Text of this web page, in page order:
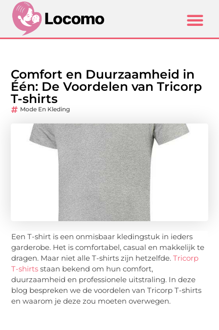
Comfort en Duurzaamheid in
Één: De Voordelen van Tricorp
T-shirts
Mode En Kleding
Een T-shirt is een onmisbaar kledingstuk in ieders
garderobe. Het is comfortabel, casual en makkelijk te
dragen. Maar niet alle T-shirts zijn hetzelfde.Tricorp
T-shirts staan bekend om hun comfort,
duurzaamheid en professionele uitstraling. In deze
blog bespreken we de voordelen van Tricorp T-shirts
en waarom je deze zou moeten overwegen.